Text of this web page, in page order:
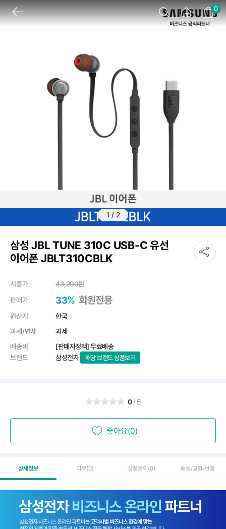
0
1 / 2
삼성 JBL TUNE 310C USB-C 유선
이어폰 JBLT310CBLK
시중가 43,200원
판매가
33% 회원전용
원산지
한국
과세/면세
과세
배송비
[판매자정책] 무료배송
브랜드
삼성전자 해당 브랜드 상품보기
0/5
좋아요(0)
상세정보 리뷰(0) 상품문의 (0) 배송/교환/반품